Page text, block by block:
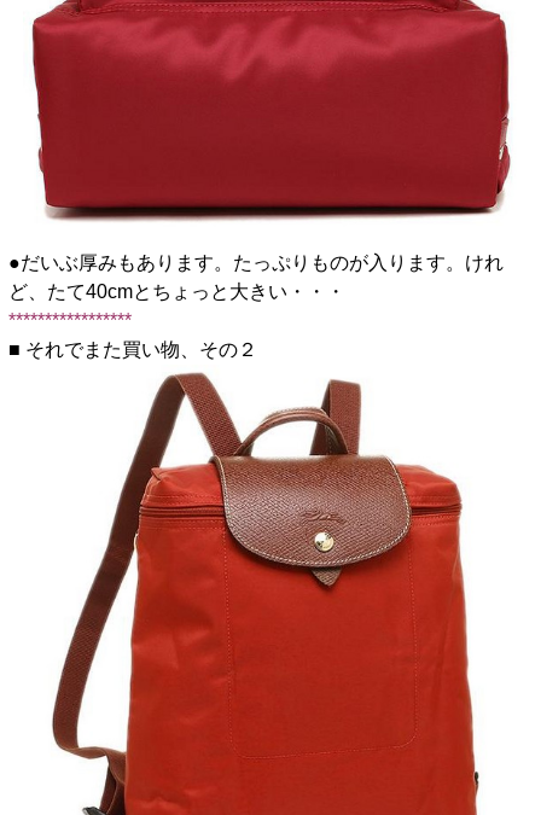
●だいぶ厚みもあります。たっぷりものが入ります。けれ
ど、たて40cmとちょっと大きい・・・
*****************
■ それでまた買い物、その２